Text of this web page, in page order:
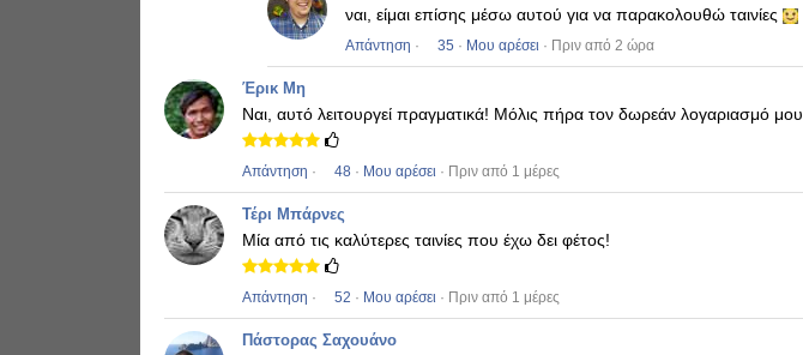
ναι, είμαι επίσης μέσω αυτού για να παρακολουθώ ταινίες
Απάντηση · 35 · Μου αρέσει · Πριν από 2 ώρα
Έρικ Μη
Ναι, αυτό λειτουργεί πραγματικά! Μόλις πήρα τον δωρεάν λογαριασμό μου
Απάντηση · 48 · Μου αρέσει · Πριν από 1 μέρες
Τέρι Μπάρνες
Μία από τις καλύτερες ταινίες που έχω δει φέτος!
Απάντηση · 52 · Μου αρέσει · Πριν από 1 μέρες
Πάστορας Σαχουάνο